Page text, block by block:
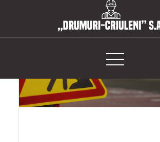
content
„Drumuri-Criuleni” S.A.